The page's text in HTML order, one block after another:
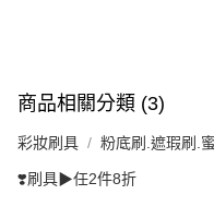
商品相關分類 (3)
彩妝刷具 粉底刷.遮瑕刷.
❣️刷具▶任2件8折